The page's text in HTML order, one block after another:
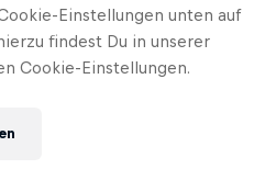
Einstellungen unten auf
findest Du in unserer
Cookie-Einstellungen.